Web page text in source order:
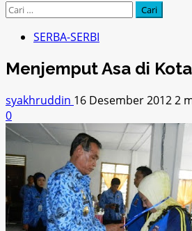
Cari
SERBA-SERBI
Menjemput Asa di
syakhruddin 16 Desember 20122
0